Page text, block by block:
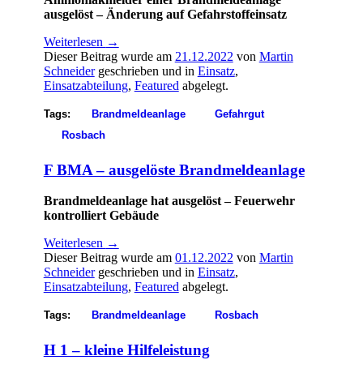
ausgelöst – Änderung auf Gefahrstoffeinsatz
Weiterlesen →
Dieser Beitrag wurde am 21.12.2022 von Martin
Schneidergeschrieben und in Einsatz,
Einsatzabteilung, Featured abgelegt.
Tags: Brandmeldeanlage
Gefahrgut
Rosbach
F BMA – ausgelöste Brandmeldeanlage
Brandmeldeanlage hat ausgelöst – Feuerwehr
kontrolliert Gebäude
Weiterlesen →
Dieser Beitrag wurde am 01.12.2022von Martin
Schneidergeschrieben und in Einsatz,
Einsatzabteilung, Featuredabgelegt.
Tags: Brandmeldeanlage Rosbach
H 1 – kleine Hilfeleistung